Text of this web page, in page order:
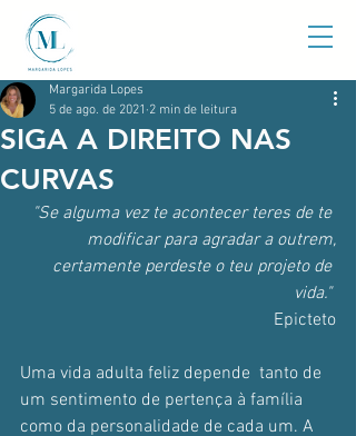
SIGA A DIREITO NAS
CURVAS
Margarida Lopes
5 de ago. de 2021 2 min de leitura
"Se alguma vez te acontecer teres de te
modificar para agradar a outrem,
certamente perdeste o teu projeto de
vida."
Epicteto
Uma vida adulta feliz depende  tanto de
um sentimento de pertença à família
como da personalidade de cada um. A